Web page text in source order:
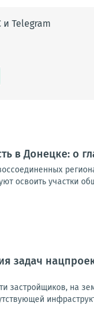
Telegram
в Донецке: о
освоить участки
задач
застройщиков, на